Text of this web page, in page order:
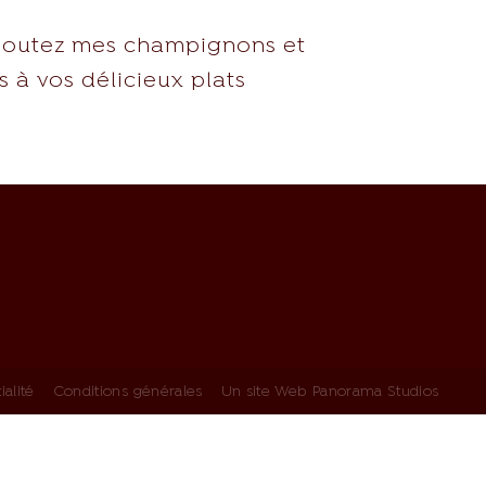
mes champignons et
à vos délicieux plats
Conditions générales Un site Web Panorama Studios